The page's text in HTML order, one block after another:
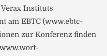
Instituts
am EBTC (www.ebtc-
zur Konferenz finden